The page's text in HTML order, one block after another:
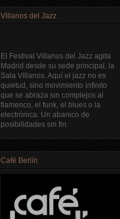
Villanos del Jazz
El Festival Villanos del Jazz agita
Madrid desde su sede principal, la
Sala Villanos. Aquí el jazz no es
quietud, sino movimiento infinito
que se abraza sin complejos al
flamenco, el funk, el blues o la
electrónica. Un abanico de
posibilidades sin fin.
Café Berlín